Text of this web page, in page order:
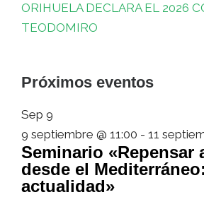
ORIHUELA DECLARA EL 2026
TEODOMIRO
Próximos eventos
Sep 9
9 septiembre @ 11:00 - 11
Seminario «Repensar
desde el
actualidad»